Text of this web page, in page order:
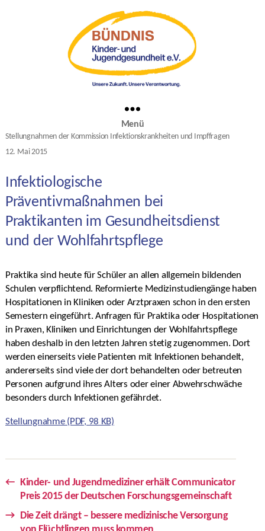
Menü
Kategorien
Stellungnahmen der Kommission Infektionskrankheiten und Impffragen
Veröffentlichungsdatum
12. Mai 2015
Infektiologische
Präventivmaßnahmen bei
Praktikanten im Gesundheitsdienst
und der Wohlfahrtspflege
Praktika sind heute für Schüler an allen allgemein bildenden
Schulen verpflichtend. Reformierte Medizinstudiengänge haben
Hospitationen in Kliniken oder Arztpraxen schon in den ersten
Semestern eingeführt. Anfragen für Praktika oder Hospitationen
in Praxen, Kliniken und Einrichtungen der Wohlfahrtspflege
haben deshalb in den letzten Jahren stetig zugenommen. Dort
werden einerseits viele Patienten mit Infektionen behandelt,
andererseits sind viele der dort behandelten oder betreuten
Personen aufgrund ihres Alters oder einer Abwehrschwäche
besonders durch Infektionen gefährdet.
Stellungnahme (PDF, 98 KB)
← Kinder- und Jugendmediziner erhält Communicator
Preis 2015 der Deutschen Forschungsgemeinschaft
→ Die Zeit drängt – bessere medizinische Versorgung